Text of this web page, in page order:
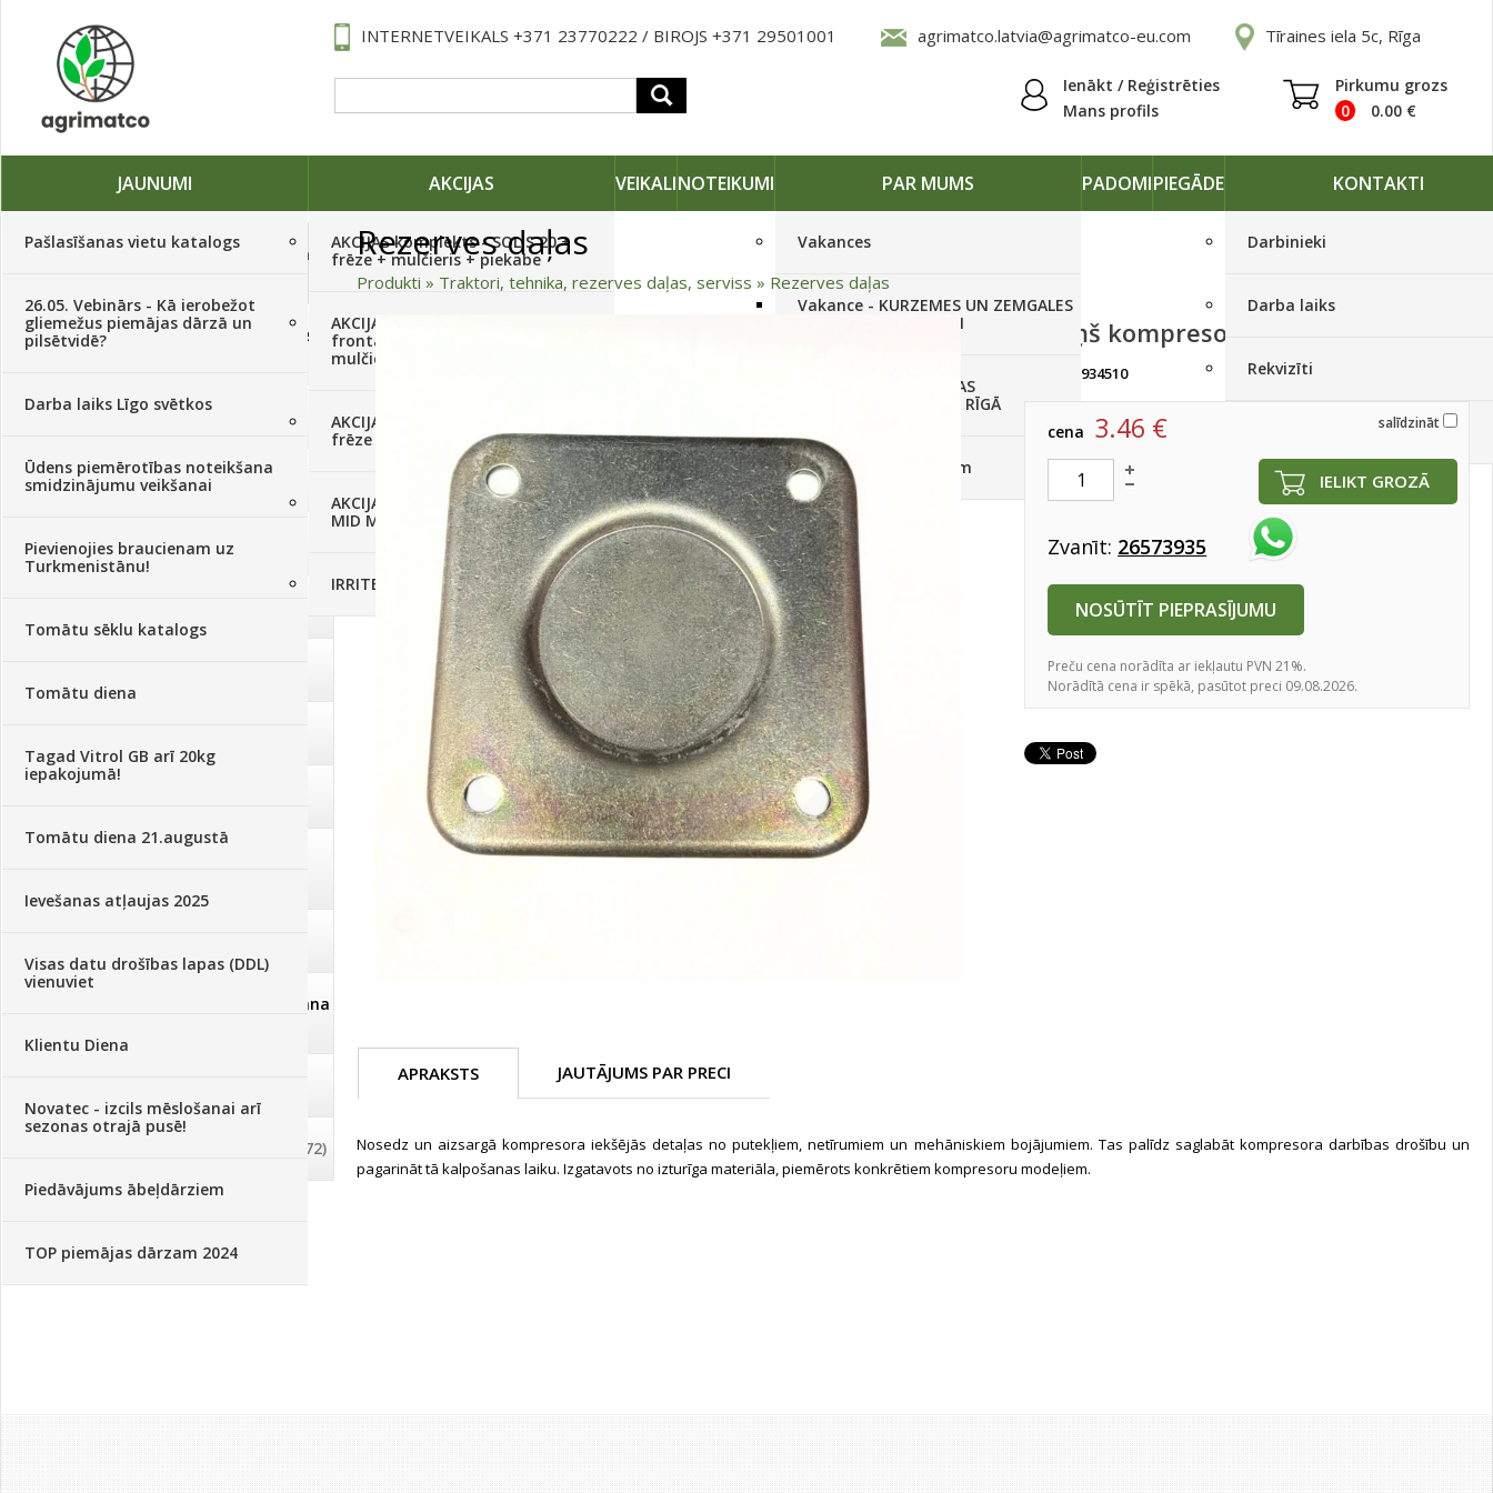
INTERNETVEIKALS +371 23770222 / BIROJS +371 29501001 agrimatco.latvia@agrimatco-eu.com Tīraines iela 5c, Rīga
Ienākt / Reģistrēties
Mans profils
Pirkumu grozs
0
0.00 €
JAUNUMI
Pašlasīšanas vietu katalogs
26.05. Vebinārs - Kā ierobežot
gliemežus piemājas dārzā un
pilsētvidē?
Darba laiks Līgo svētkos
Ūdens piemērotības noteikšana
smidzinājumu veikšanai
Pievienojies braucienam uz
Turkmenistānu!
Tomātu sēklu katalogs
Tomātu diena
Tagad Vitrol GB arī 20kg
iepakojumā!
Tomātu diena 21.augustā
Ievešanas atļaujas 2025
Visas datu drošības lapas (DDL)
vienuviet
Klientu Diena
Novatec - izcils mēslošanai arī
sezonas otrajā pusē!
Piedāvājums ābeļdārziem
TOP piemājas dārzam 2024
AKCIJAS
AKCIJAS komplekts - SOLIS 20 +
frēze + mulčieris + piekabe
AKCIJAS komplekts - SOLIS 26(6+2) +
frontālais iekrāvējs + frēze +
mulčieris + piekabe
AKCIJAS komplekts - SOLIS 26 HST +
frēze + mulčieris
AKCIJAS komplekts - SOLIS 26 HST +
MID MOWER + piekabe
IRRITEC Pilienlaistīšanas komplekti
VEIKALINOTEIKUMI PAR MUMS
Vakances
Vakance - KURZEMES UN ZEMGALES
REĢIONĀLO PĀRSTĀVI
Vakance - NOLIKTAVAS
STRĀDNIEKU VEIKALĀ RĪGĀ
Pieteikties jaunumiem
PADOMIPIEGĀDE KONTAKTI
Darbinieki
Darba laiks
Rekvizīti
Traktori, tehnika, rezerves daļas,
Sēklas, sīpoli, ķiploki, sīpolpuķes,
kartupeļi
Augu aizsardzība(366)
Mēslojumi(495)
Augsne, kūdra, mulča
Dezinfekcija, tīrīšana, mazgāšana
(72)
Rezerves daļas
Produkti » Traktori, tehnika, rezerves daļas, serviss » Rezerves daļas
Vāciņš kompresoram
934510
salīdzināt
cena 3.46 €
IELIKT GROZĀ
Zvanīt: 26573935
NOSŪTĪT PIEPRASĪJUMU
Preču cena norādīta ar iekļautu PVN 21%.
Norādītā cena ir spēkā, pasūtot preci 09.08.2026.
APRAKSTS JAUTĀJUMS PAR PRECI
Nosedz un aizsargā kompresora iekšējās detaļas no putekļiem, netīrumiem un mehāniskiem bojājumiem. Tas palīdz saglabāt kompresora darbības drošību un
pagarināt tā kalpošanas laiku. Izgatavots no izturīga materiāla, piemērots konkrētiem kompresoru modeļiem.